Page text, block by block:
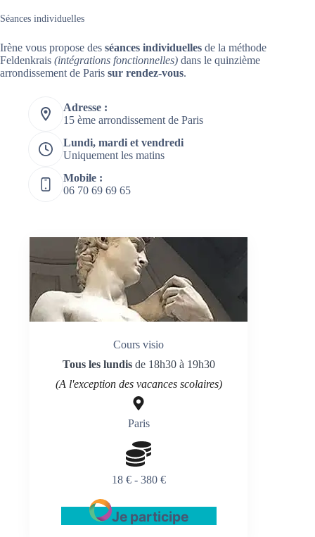
Séances individuelles
Irène vous propose des séances individuelles de la méthode
Feldenkrais (intégrations fonctionnelles) dans le quinzième
arrondissement de Paris sur rendez-vous.
Adresse :
15 ème arrondissement de Paris
Lundi, mardi et vendredi
Uniquement les matins
Mobile :
06 70 69 69 65
Cours visio
Tous les lundisde 18h30 à 19h30
(A l'exception des vacances scolaires)
Paris
18 € - 380 €
Je participe